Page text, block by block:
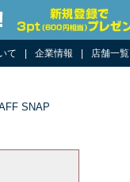
て 企業情報 店舗一覧
SNAP